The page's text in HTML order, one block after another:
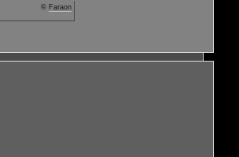
© Faraon